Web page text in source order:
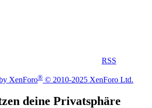
RSS
XenForo® © 2010-2025 XenForo Ltd.
deine Privatsphäre